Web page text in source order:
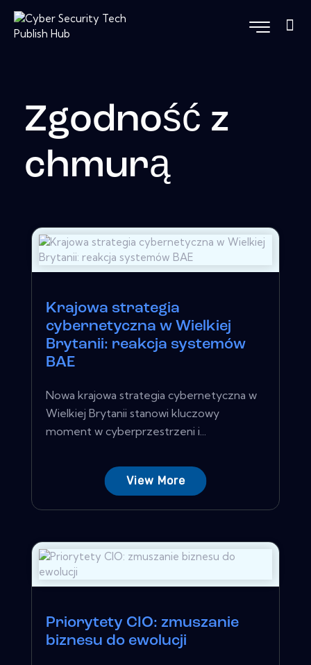
Zgodność z
chmurą
Krajowa strategia
cybernetyczna w Wielkiej
Brytanii: reakcja systemów
BAE
Nowa krajowa strategia cybernetyczna w
Wielkiej Brytanii stanowi kluczowy
moment w cyberprzestrzeni i...
View More
Priorytety CIO: zmuszanie
biznesu do ewolucji